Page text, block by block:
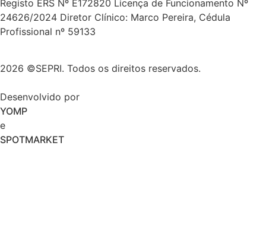
Registo ERS Nº E172820 Licença de Funcionamento Nº
24626/2024 Diretor Clínico: Marco Pereira, Cédula
Profissional nº 59133
2026 ©SEPRI. Todos os direitos reservados.
Desenvolvido por
YOMP
e
SPOTMARKET